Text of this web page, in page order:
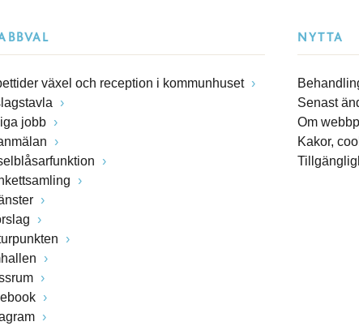
växel och reception i kommunhuset
jobb
NYTTA
Senast
Om
Kakor,